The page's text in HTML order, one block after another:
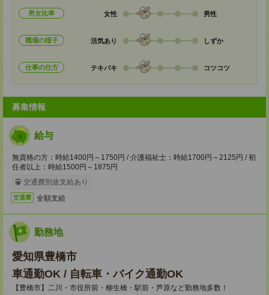
男女比率 女性 男性
職場の様子 活気あり しずか
仕事の仕方 テキパキ コツコツ
募集情報
給与
無資格の方：時給1400円～1750円 / 介護福祉士：時給1700円～2125円 / 初
任者以上：時給1500円～1875円
交通費別途支給あり
交通費 全額支給
勤務地
愛知県豊橋市
車通勤OK / 自転車・バイク通勤OK
【豊橋市】二川・市役所前・柳生橋・駅前・芦原など勤務地多数！